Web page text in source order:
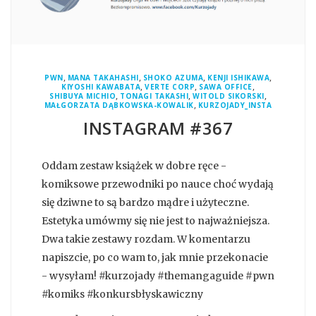
PWN, MANA TAKAHASHI, SHOKO AZUMA, KENJI ISHIKAWA,
KIYOSHI KAWABATA,VERTE CORP, SAWA OFFICE,
SHIBUYA MICHIO, TONAGI TAKASHI,WITOLD SIKORSKI,
MAŁGORZATA DĄBKOWSKA-KOWALIK, KURZOJADY_INSTA
INSTAGRAM #367
Oddam zestaw książek w dobre ręce -
komiksowe przewodniki po nauce choć wydają
się dziwne to są bardzo mądre i użyteczne.
Estetyka umówmy się nie jest to najważniejsza.
Dwa takie zestawy rozdam. W komentarzu
napiszcie, po co wam to, jak mnie przekonacie
- wysyłam! #kurzojady #themangaguide #pwn
#komiks #konkursbłyskawiczny